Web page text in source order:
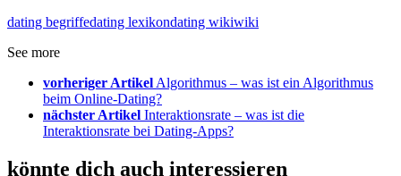
dating begriffedating lexikondating wikiwiki
See more
vorheriger Artikel Algorithmus – was ist ein Algorithmus
beim Online-Dating?
nächster Artikel Interaktionsrate – was ist die
Interaktionsrate bei Dating-Apps?
könnte dich auch interessieren